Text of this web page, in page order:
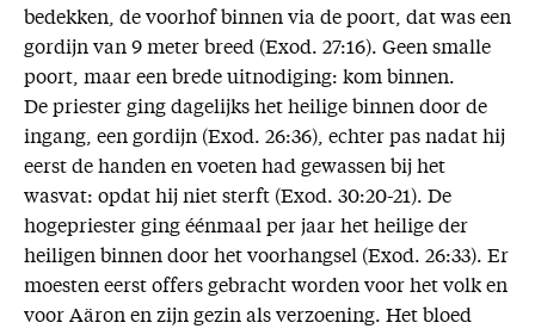
bedekken, de voorhof binnen via de poort, dat was een
gordijn van 9 meter breed (Exod. 27:16). Geen smalle
poort, maar een brede uitnodiging: kom binnen.
De priester ging dagelijks het heilige binnen door de
ingang, een gordijn (Exod. 26:36), echter pas nadat hij
eerst de handen en voeten had gewassen bij het
wasvat: opdat hij niet sterft (Exod. 30:20-21). De
hogepriester ging éénmaal per jaar het heilige der
heiligen binnen door het voorhangsel (Exod. 26:33). Er
moesten eerst offers gebracht worden voor het volk en
voor Aäron en zijn gezin als verzoening. Het bloed